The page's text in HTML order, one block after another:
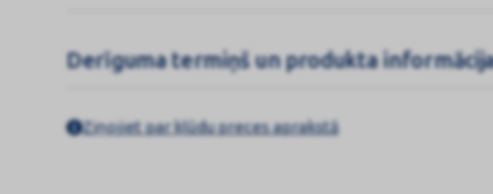
Derīguma termiņš un produkta
Ziņojiet par kļūdu preces aprakstā